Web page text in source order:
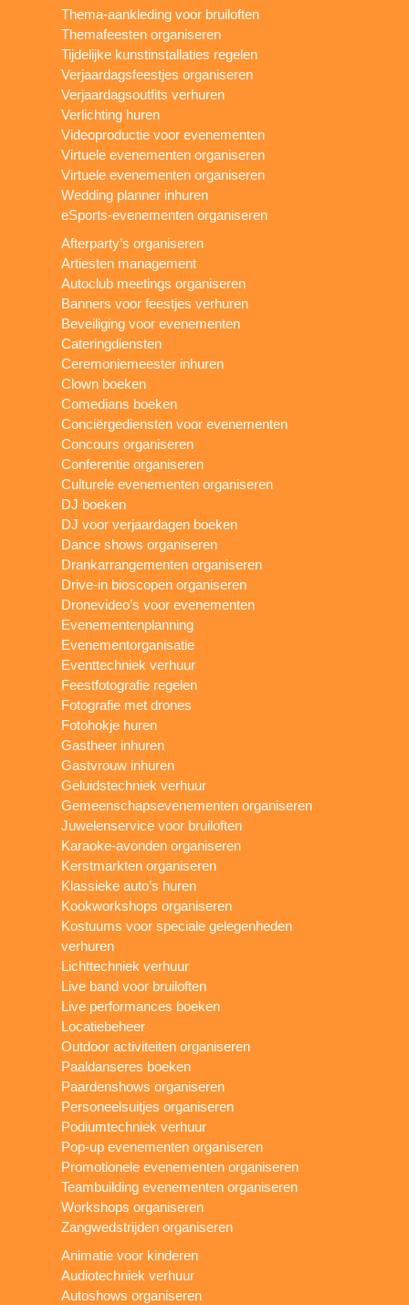
Thema-aankleding voor bruiloften
Themafeesten organiseren
Tijdelijke kunstinstallaties regelen
Verjaardagsfeestjes organiseren
Verjaardagsoutfits verhuren
Verlichting huren
Videoproductie voor evenementen
Virtuele evenementen organiseren
Virtuele evenementen organiseren
Wedding planner inhuren
eSports-evenementen organiseren
Afterparty’s organiseren
Artiesten management
Autoclub meetings organiseren
Banners voor feestjes verhuren
Beveiliging voor evenementen
Cateringdiensten
Ceremoniemeester inhuren
Clown boeken
Comedians boeken
Conciërgediensten voor evenementen
Concours organiseren
Conferentie organiseren
Culturele evenementen organiseren
DJ boeken
DJ voor verjaardagen boeken
Dance shows organiseren
Drankarrangementen organiseren
Drive-in bioscopen organiseren
Dronevideo’s voor evenementen
Evenementenplanning
Evenementorganisatie
Eventtechniek verhuur
Feestfotografie regelen
Fotografie met drones
Fotohokje huren
Gastheer inhuren
Gastvrouw inhuren
Geluidstechniek verhuur
Gemeenschapsevenementen organiseren
Juwelenservice voor bruiloften
Karaoke-avonden organiseren
Kerstmarkten organiseren
Klassieke auto’s huren
Kookworkshops organiseren
Kostuums voor speciale gelegenheden
verhuren
Lichttechniek verhuur
Live band voor bruiloften
Live performances boeken
Locatiebeheer
Outdoor activiteiten organiseren
Paaldanseres boeken
Paardenshows organiseren
Personeelsuitjes organiseren
Podiumtechniek verhuur
Pop-up evenementen organiseren
Promotionele evenementen organiseren
Teambuilding evenementen organiseren
Workshops organiseren
Zangwedstrijden organiseren
Animatie voor kinderen
Audiotechniek verhuur
Autoshows organiseren